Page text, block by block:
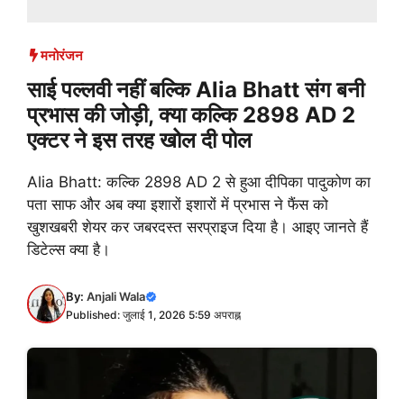
मनोरंजन
साई पल्लवी नहीं बल्कि Alia Bhatt संग बनी
प्रभास की जोड़ी, क्या कल्कि 2898 AD 2
एक्टर ने इस तरह खोल दी पोल
Alia Bhatt: कल्कि 2898 AD 2 से हुआ दीपिका पादुकोण का
पता साफ और अब क्या इशारों इशारों में प्रभास ने फैंस को
खुशखबरी शेयर कर जबरदस्त सरप्राइज दिया है। आइए जानते हैं
डिटेल्स क्या है।
By: Anjali Wala
Published: जुलाई 1, 2026 5:59 अपराह्न